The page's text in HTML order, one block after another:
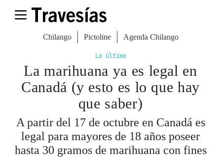
Chilango Pictoline Agenda Chilango
Lo último
La marihuana ya es legal en
Canadá (y esto es lo que hay
que saber)
A partir del 17 de octubre en Canadá es
legal para mayores de 18 años poseer
hasta 30 gramos de marihuana con fines